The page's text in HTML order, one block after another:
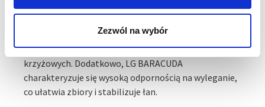
Zezwól na wybór
bardzo wysoką odporność na wirusa żółtaczki (TuYV).
również wysoką odporność na suchą zgniliznę
kapustnych, zgniliznę twardzikową oraz czerń
krzyżowych. Dodatkowo, LG BARACUDA
charakteryzuje się wysoką odpornością na wyleganie,
co ułatwia zbiory i stabilizuje łan.